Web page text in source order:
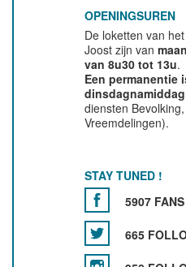
OPENINGSUREN
De loketten van
Joost zijn van
van 8u30 tot 13u.
Een permanentie
diensten
Vreemdelingen).
STAY TUNED !
5907 FANS
665